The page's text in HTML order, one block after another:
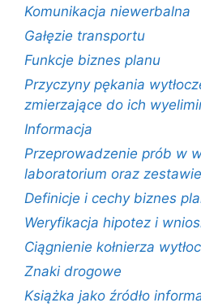
Komunikacja niewerbalna
Gałęzie transportu
Funkcje biznes planu
Przyczyny pękania
zmierzające do ich
Informacja
Przeprowadzenie prób w
laboratorium oraz
Definicje i cechy biznes
Weryfikacja hipotez i
Ciągnienie kołnierza
Znaki drogowe
Książka jako źródło